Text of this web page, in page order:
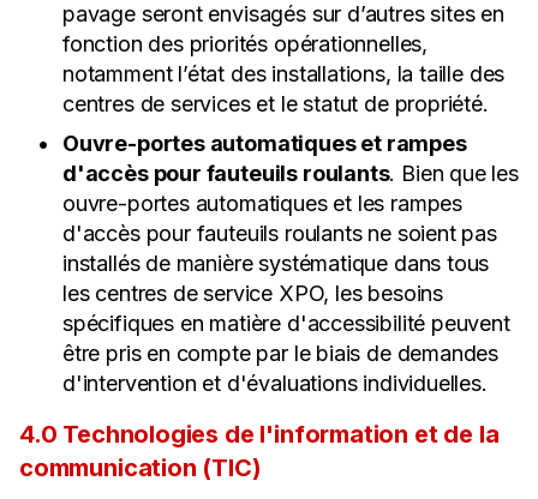
pavage seront envisagés sur d’autres sites en
fonction des priorités opérationnelles,
notamment l’état des installations, la taille des
centres de services et le statut de propriété.
Ouvre-portes automatiques et rampes
d'accès pour fauteuils roulants. Bien que les
ouvre-portes automatiques et les rampes
d'accès pour fauteuils roulants ne soient pas
installés de manière systématique dans tous
les centres de service XPO, les besoins
spécifiques en matière d'accessibilité peuvent
être pris en compte par le biais de demandes
d'intervention et d'évaluations individuelles.
4.0 Technologies de l'information et de la
communication (TIC)